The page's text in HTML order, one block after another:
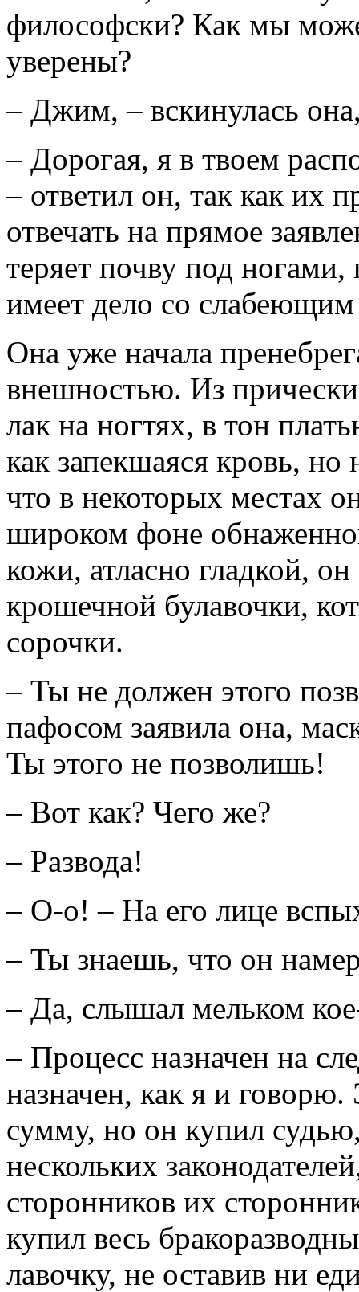
философски? Как мы
уверены?
– Джим, – вскинулась
– Дорогая, я в твоем
– ответил он, так как их
отвечать на прямое
теряет почву под
имеет дело со
Она уже начала
внешностью. Из
лак на ногтях, в тон
как запекшаяся кровь, но
что в некоторых местах
широком фоне
кожи, атласно гладкой,
крошечной булавочки,
сорочки.
– Ты не должен этого
пафосом заявила она,
Ты этого не позволишь!
– Вот как? Чего же?
– Развода!
– О-о! – На его лице
– Ты знаешь, что он
– Да, слышал мельком
– Процесс назначен на
назначен, как я и
сумму, но он купил
нескольких
сторонников их
купил весь
лавочку, не оставив ни